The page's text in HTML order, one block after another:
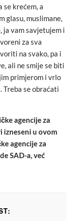
krećem, a
glasu, muslimane,
ja vam savjetujem i
za sva
na svako, pa i
ali ne smije se biti
primjerom i vrlo
Treba se obraćati
agencije za
izneseni u ovom
agencije za
SAD-a, već